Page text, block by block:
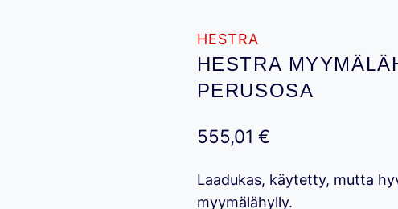
HESTRA
HESTRA
PERUSOSA
555,01 €
Laadukas, käytetty, mutta
myymälähylly.